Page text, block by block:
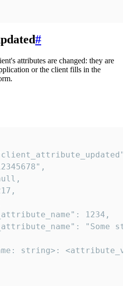
#
attributes are changed: they are
or the client fills in the
1234,
"Some
string>: